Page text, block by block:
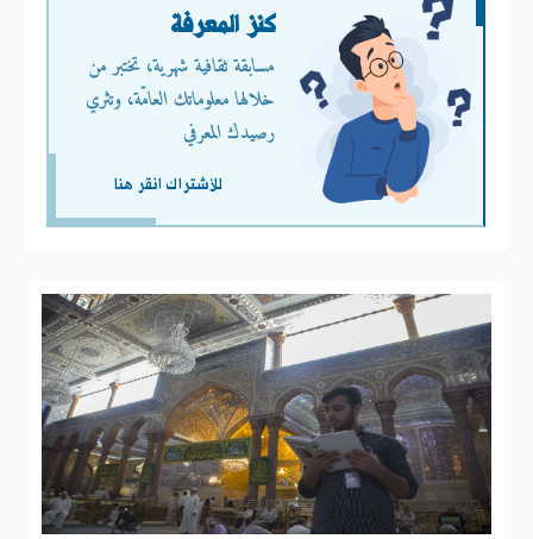
كنز المعرفة
مسابقة ثقافية شهرية، تختبر من
خلالها معلوماتك العامّة، وتثري
رصيدك المعرفي
للأشتراك انقر هنا